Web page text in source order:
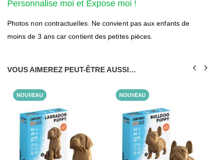
Personnalise moi et Expose moi !
Photos non contractuelles. Ne convient pas aux enfants de
moins de 3 ans car contient des petites pièces.
VOUS AIMEREZ PEUT-ÊTRE AUSSI…
NOUVEAU NOUVEAU